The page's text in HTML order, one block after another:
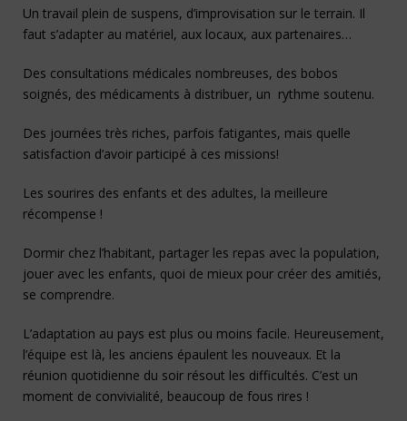
Un travail plein de suspens, d’improvisation sur le terrain. Il
faut s’adapter au matériel, aux locaux, aux partenaires…
Des consultations médicales nombreuses, des bobos
soignés, des médicaments à distribuer, un rythme soutenu.
Des journées très riches, parfois fatigantes, mais quelle
satisfaction d’avoir participé à ces missions!
Les sourires des enfants et des adultes, la meilleure
récompense !
Dormir chez l’habitant, partager les repas avec la population,
jouer avec les enfants, quoi de mieux pour créer des amitiés,
se comprendre.
L’adaptation au pays est plus ou moins facile. Heureusement,
l’équipe est là, les anciens épaulent les nouveaux. Et la
réunion quotidienne du soir résout les difficultés. C’est un
moment de convivialité, beaucoup de fous rires !